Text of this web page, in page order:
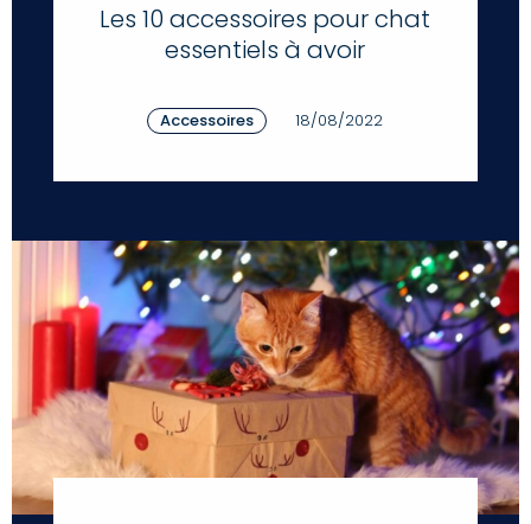
Les 10 accessoires pour chat
essentiels à avoir
Accessoires 18/08/2022